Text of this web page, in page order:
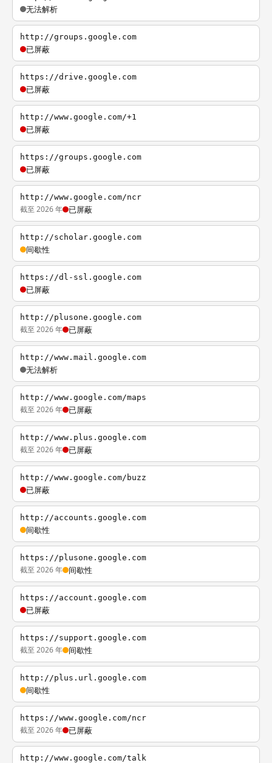
无法解析
http://groups.google.com
已屏蔽
https://drive.google.com
已屏蔽
http://www.google.com/+1
已屏蔽
https://groups.google.com
已屏蔽
http://www.google.com/ncr
截至 2026 年 已屏蔽
http://scholar.google.com
间歇性
https://dl-ssl.google.com
已屏蔽
http://plusone.google.com
截至 2026 年 已屏蔽
http://www.mail.google.com
无法解析
http://www.google.com/maps
截至 2026 年 已屏蔽
http://www.plus.google.com
截至 2026 年 已屏蔽
http://www.google.com/buzz
已屏蔽
http://accounts.google.com
间歇性
https://plusone.google.com
截至 2026 年 间歇性
https://account.google.com
已屏蔽
https://support.google.com
截至 2026 年 间歇性
http://plus.url.google.com
间歇性
https://www.google.com/ncr
截至 2026 年 已屏蔽
http://www.google.com/talk